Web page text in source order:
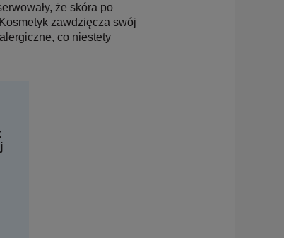
że skóra po
zawdzięcza swój
co niestety